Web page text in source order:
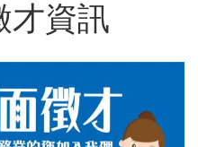
才資訊